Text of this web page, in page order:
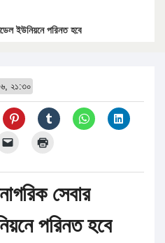
ইউনিয়নে পরিনত হবে
২১:৩০
সেবার
পরিনত হবে